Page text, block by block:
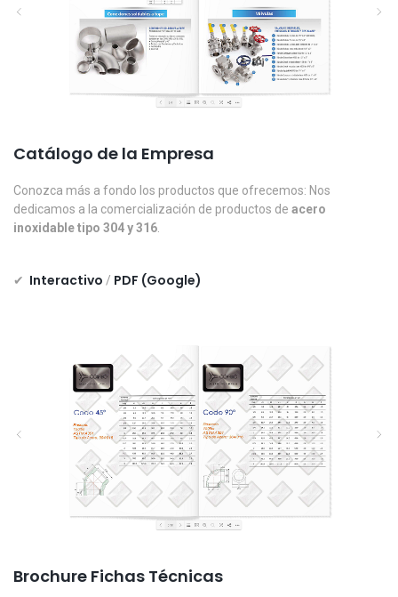
Catálogo de la Empresa
Conozca más a fondo los productos que ofrecemos: Nos
dedicamos a la comercialización de productos de acero
inoxidable tipo 304 y 316
✔ Interactivo / PDF (Google)
Brochure Fichas Técnicas